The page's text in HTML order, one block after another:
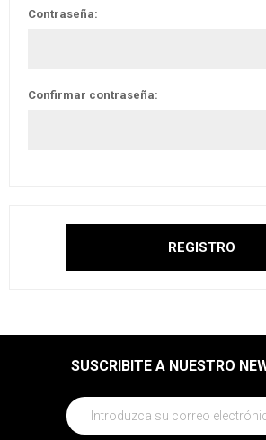
Contraseña:
Confirmar contraseña:
SUSCRIBITE A NUESTRO